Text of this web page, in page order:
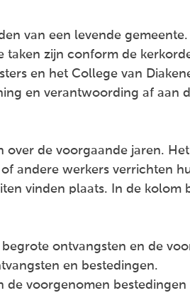
van een levende
taken zijn conform de
en het College van
en verantwoording af aan
over de voorgaande jaren.
andere werkers verrichten
vinden plaats. In de kolom
ontvangsten en de
en bestedingen.
de voorgenomen bestedingen